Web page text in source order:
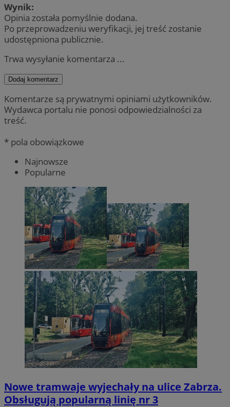
Wynik:
Opinia została pomyślnie dodana.
Po przeprowadzeniu weryfikacji, jej treść zostanie
udostępniona publicznie.
Trwa wysyłanie komentarza ...
Dodaj komentarz
Komentarze są prywatnymi opiniami użytkowników.
Wydawca portalu nie ponosi odpowiedzialności za
treść.
* pola obowiązkowe
Najnowsze
Popularne
Nowe tramwaje wyjechały na ulice Zabrza.
Obsługują popularną linię nr 3